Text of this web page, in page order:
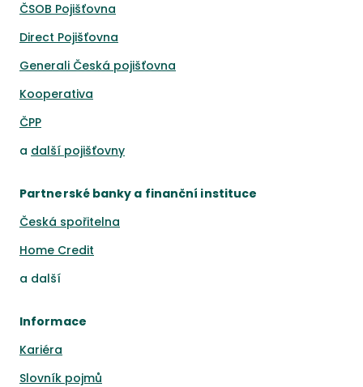
ČSOB Pojišťovna
Direct Pojišťovna
Generali Česká pojišťovna
Kooperativa
ČPP
a další pojišťovny
Partnerské banky a finanční instituce
Česká spořitelna
Home Credit
a další
Informace
Kariéra
Slovník pojmů